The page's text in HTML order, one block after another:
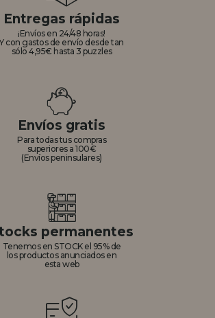
Entregas rápidas
¡Envíos en 24/48 horas!
Y con gastos de envío desde tan
sólo 4,95€ hasta 3 puzzles
Envíos gratis
Para todas tus compras
superiores a 100€
(Envíos peninsulares)
permanentes
Tenemos en STOCK el 95% de
los productos anunciados en
esta web